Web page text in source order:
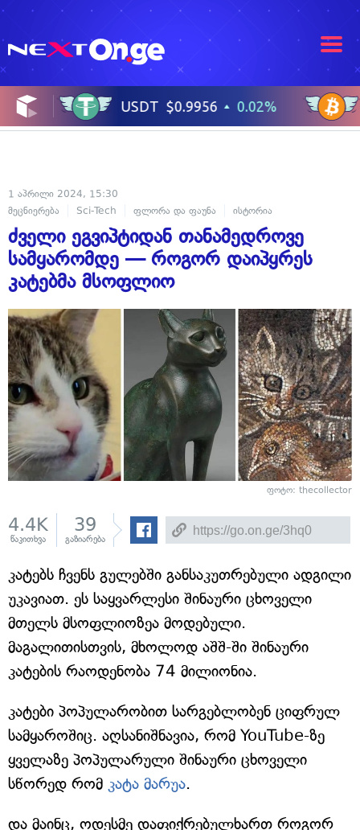
1 აპრილი 2024, 15:30
მეცნიერება
Sci-Tech ფლორა და ფაუნა ისტორია
ძველი ეგვიპტიდან თანამედროვე
სამყარომდე — როგორ დაიპყრეს
კატებმა მსოფლიო
ფოტო: thecollector
4.4K
წაკითხვა
39
გაზიარება
კატებს ჩვენს გულებში განსაკუთრებული ადგილი
უკავიათ. ეს საყვარლესი შინაური ცხოველი
მთელს მსოფლიოზეა მოდებული.
მაგალითისთვის, მხოლოდ აშშ-ში შინაური
კატების რაოდენობა 74 მილიონია.
კატები პოპულარობით სარგებლობენ ციფრულ
სამყაროშიც. აღსანიშნავია, რომ YouTube-ზე
ყველაზე პოპულარული შინაური ცხოველი
სწორედ რომ კატა მარუა.
და მაინც, ოდესმე დაფიქრებულხართ როგორ